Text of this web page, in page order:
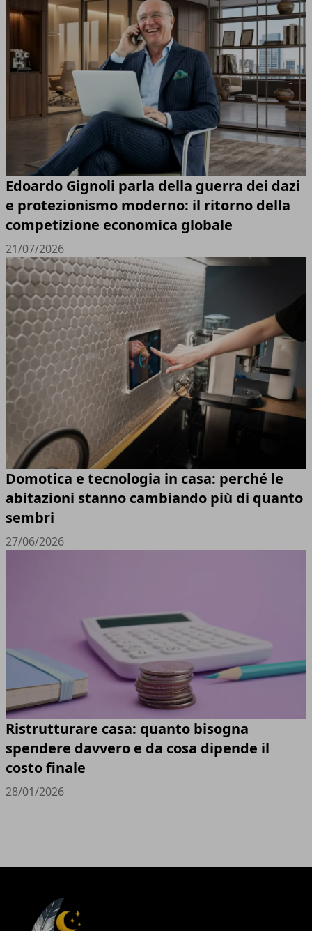
Edoardo Gignoli parla della guerra dei dazi
e protezionismo moderno: il ritorno della
competizione economica globale
21/07/2026
Domotica e tecnologia in casa: perché le
abitazioni stanno cambiando più di quanto
sembri
27/06/2026
Ristrutturare casa: quanto bisogna
spendere davvero e da cosa dipende il
costo finale
28/01/2026